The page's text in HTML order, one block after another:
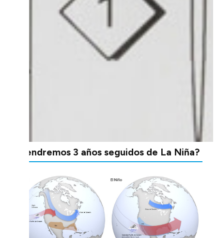
¿Tendremos 3 años seguidos de La Niña?